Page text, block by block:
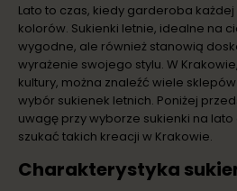
Lato to czas, kiedy garderoba
kolorów. Sukienki letnie, idealne na
wygodne, ale również stanowią
wyrażenie swojego stylu. W
kultury, można znaleźć wiele
wybór sukienek letnich. Poniżej
uwagę przy wyborze sukienki na
szukać takich kreacji w Krakowie.
Charakterystyka